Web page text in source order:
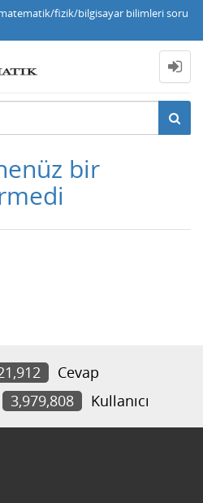
fizik/bilgisayar bilimleri soru
bir
Cevap
3,979,808 Kullanıcı